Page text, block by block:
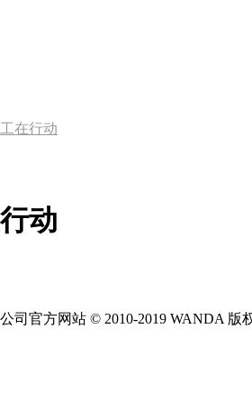
在行动
动
司官方网站 © 2010-2019 WANDA 版